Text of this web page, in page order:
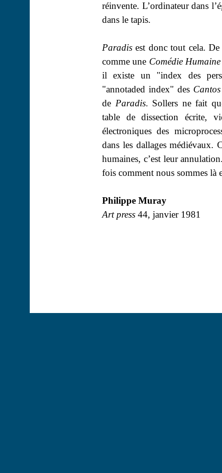
réinvente. L’ordinateur dans
dans le tapis.
Paradis est donc tout cela.
comme une Comédie Humaine
il existe un "index des
"annotaded index" des Cantos
de Paradis. Sollers ne fait
table de dissection écrite,
électroniques des
dans les dallages médiévaux.
humaines, c’est leur
fois comment nous sommes là
Philippe Muray
Art press 44, janvier 1981